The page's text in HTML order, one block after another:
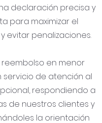
declaración precisa y
para maximizar el
evitar penalizaciones.
reembolso en menor
servicio de atención al
respondiendo a
de nuestros clientes y
la orientación